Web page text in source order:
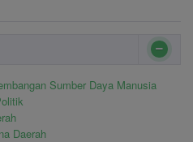
Sumber Daya Manusia
Daerah